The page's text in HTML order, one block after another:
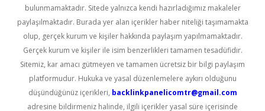
bulunmamaktadır. Sitede yalnızca kendi hazırladığımız makaleler
paylaşılmaktadır. Burada yer alan içerikler haber niteliği taşımamakta
olup, gerçek kurum ve kişiler hakkında paylaşım yapılmamaktadır.
Gerçek kurum ve kişiler ile isim benzerlikleri tamamen tesadüfidir.
Sitemiz, kar amacı gütmeyen ve tamamen ücretsiz bir bilgi paylaşım
platformudur. Hukuka ve yasal düzenlemelere aykırı olduğunu
düşündüğünüz içerikleri, backlinkpanelicomtr@gmail.com
adresine bildirmeniz halinde, ilgili içerikler yasal süre içerisinde